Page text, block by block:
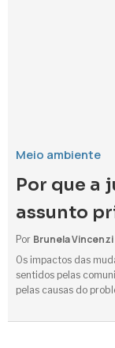
Meio ambiente
Por que a
assunto
Por Brunela Vincenzi
Os impactos das
sentidos pelas
pelas causas do